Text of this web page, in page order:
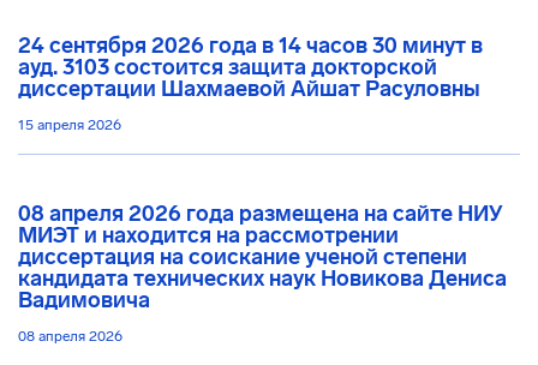
24 сентября 2026 года в 14 часов 30 минут в
ауд. 3103 состоится защита докторской
диссертации Шахмаевой Айшат Расуловны
15 апреля 2026
08 апреля 2026 года размещена на сайте НИУ
МИЭТ и находится на рассмотрении
диссертация на соискание ученой степени
кандидата технических наук Новикова Дениса
Вадимовича
08 апреля 2026